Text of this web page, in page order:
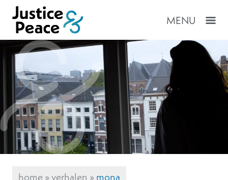
MENU
home»verhalen »mona